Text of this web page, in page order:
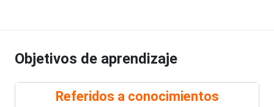
Objetivos de aprendizaje
Referidos a conocimientos